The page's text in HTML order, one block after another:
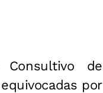
de
por